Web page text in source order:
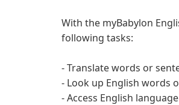
With the myBabylon
following tasks:
- Translate words or
- Look up English words
- Access English